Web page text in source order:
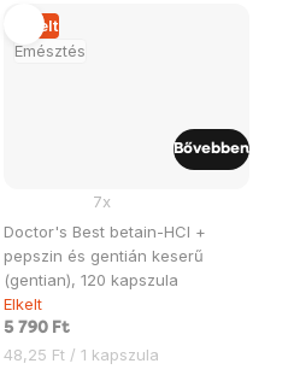
Emésztés
Elkelt
Doctor's Best betain-HCl +
pepszin és gentián keserű
(gentian), 120 kapszula
7x
Elkelt
5 790 Ft
Egységár:
48,25 Ft / 1 kapszula
Bővebben